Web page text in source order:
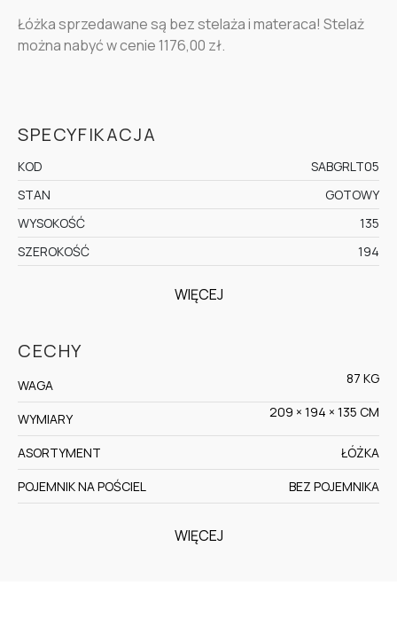
Łóżka sprzedawane są bez stelaża i materaca! Stelaż
można nabyć w cenie 1176,00 zł.
SPECYFIKACJA
KOD
SABGRLT05
STAN
GOTOWY
WYSOKOŚĆ
135
SZEROKOŚĆ
194
WIĘCEJ
CECHY
WAGA 87 KG
WYMIARY 209 × 194 × 135 CM
ASORTYMENT
ŁÓŻKA
POJEMNIK NA POŚCIEL
BEZ POJEMNIKA
WIĘCEJ